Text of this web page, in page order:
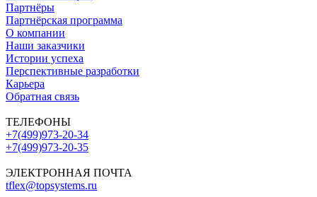
Партнёры
Партнёрская программа
О компании
Наши заказчики
Истории успеха
Перспективные разработки
Карьера
Обратная связь
ТЕЛЕФОНЫ
+7(499)973-20-34
+7(499)973-20-35
ЭЛЕКТРОННАЯ ПОЧТА
tflex@topsystems.ru